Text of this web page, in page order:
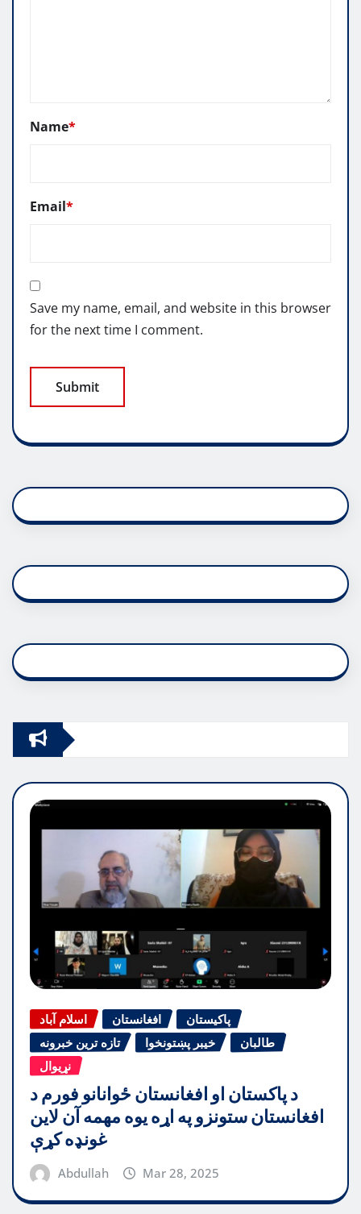
Name*
Email*
Save my name, email, and website in this browser
for the next time I comment.
اسلام آباد افغانستان
پاکیستان
تازه ترین خبرونه
خیبر پښتونخوا
طالبان
نړیوال
د پاکستان او افغانستان ځوانانو فورم د
افغانستان ستونزو په اړه یوه مهمه آن لاین
غونډه کړې
Abdullah Mar 28, 2025